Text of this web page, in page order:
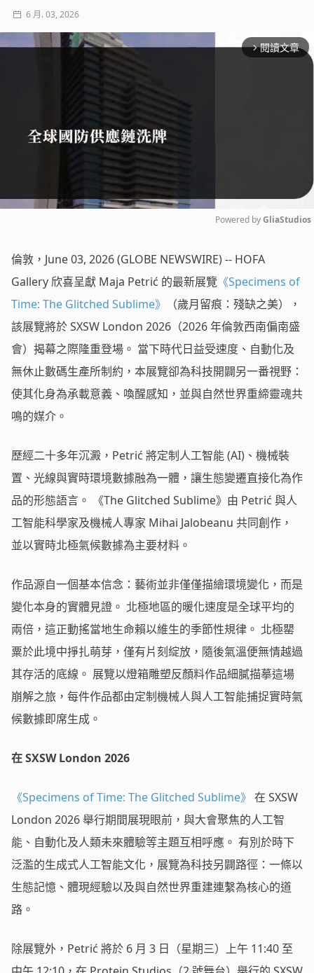
6 月. 03, 2026
arrow_forward_ios 閱讀文章
Powered by GliaStudios
倫敦，June 03, 2026 (GLOBE NEWSWIRE) -- HOFA
Gallery 欣喜呈獻 Maja Petrić 的最新展覽 《Specimens of
Time: The Glitched Sublime》
（歲月留痕：殘缺之美），
該展覽將於 SXSW London 2026（2026 年倫敦西南偏南盛
會）揭幕之際隆重登場。 當下時代日益受速度、自動化及
無休止數碼生產所制約，本展覽卻為科技開闢另一番視野：
使其化身為承載意義、喚醒感知，並與自然世界重締靈魂共
鳴的媒介。
歷經二十多年沉澱，Petrić 將定制人工智能 (AI)、機械裝
置、光線與實時環境數據融為一體，讓生態變遷直接化為作
品的形態語言。 《The Glitched Sublime》由 Petrić 與人
工智能科學家及機械人專家 Mihai Jalobeanu 共同創作，
並以實時北極氣候數據為主要材料。
作品源自一個基本信念：藝術並非僅僅描繪環境變化，而是
變化本身的實體見證。 北極地區的暖化速度是全球平均的
兩倍，這正動搖當地生命賴以維生的季節性規律。 北極罌
粟於此境中掙扎萌芽，僅有片刻綻放，隨後氣溫便無情越過
其存活的底線。 展覽以燈箱雕塑反顏料作品細膩描摹這場
崩解之旅，每件作品都由定制機械人與人工智能捕捉實時氣
候數據即席生成。
在 SXSW London 2026
《Specimens of Time: The Glitched Sublime》 在 SXSW
London 2026 舉行期間展現眼前，與大會聚焦的人工智
能、自動化及人類未來體驗等主題互相呼應。 有別於時下
泛濫的生成式人工智能文化，展覽為科技另闢路徑：一條以
生態記憶、體現經驗以及與自然世界重建連繫為核心的道
路。
除展覽外，Petrić 將於 6 月 3 日（星期三）上午 11:40 至